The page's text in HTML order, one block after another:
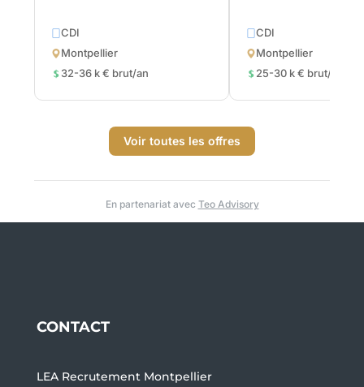
CDI
Montpellier
32-36 k € brut/an
CDI
Montpellier
25-30 k € brut/an
Voir toutes les offres
En partenariat avec Teo Advisory
CONTACT
LEA Recrutement Montpellier